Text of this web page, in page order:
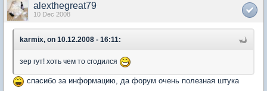
alexthegreat79
10 Dec 2008
karmix, on 10.12.2008 - 16:11:
зер гут! хоть чем то сгодился
спасибо за информацию, да форум очень полезная штука